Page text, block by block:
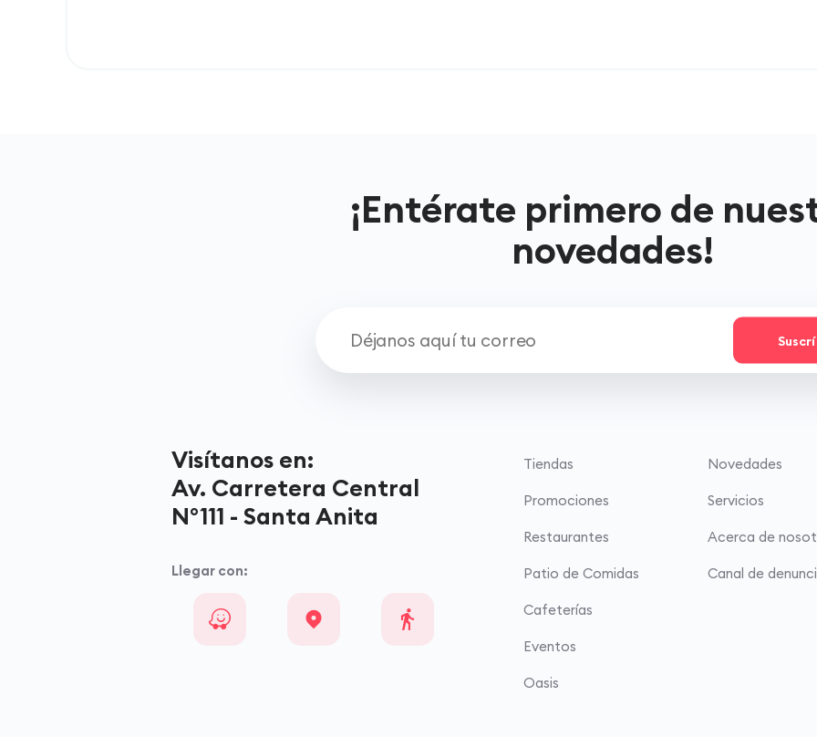
¡Entérate primero de
novedades!
Visítanos en:
Av. Carretera Central
N°111 - Santa Anita
Llegar con:
Tiendas
Promociones
Restaurantes
Patio de Comidas
Cafeterías
Eventos
Oasis
Novedades
Servicios
Acerca de
Canal de